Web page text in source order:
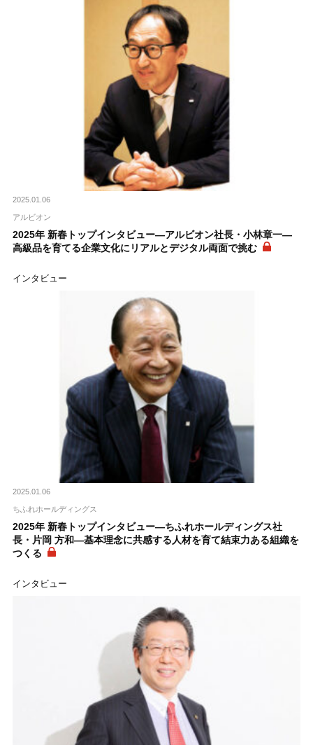
2025.01.06
アルビオン
2025年 新春トップインタビュー―アルビオン社長・小林章一―
高級品を育てる企業文化にリアルとデジタル両面で挑む
インタビュー
2025.01.06
ちふれホールディングス
2025年 新春トップインタビュー―ちふれホールディングス社
長・片岡 方和―基本理念に共感する人材を育て結束力ある組織を
つくる
インタビュー